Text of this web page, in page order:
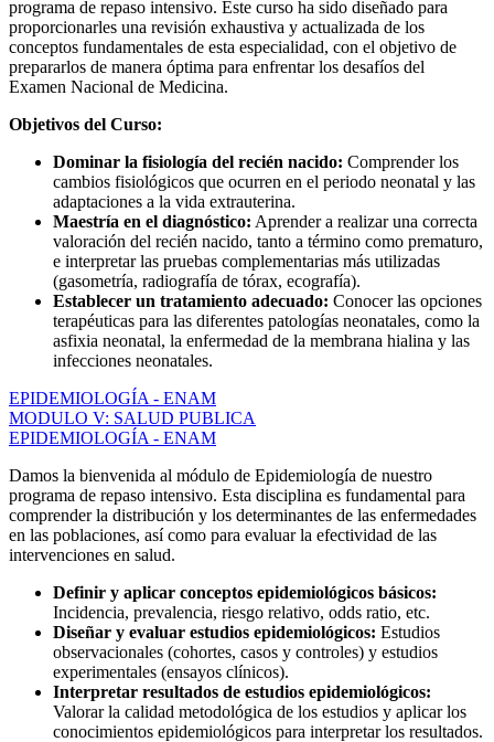
programa de repaso intensivo. Este curso ha sido diseñado para
proporcionarles una revisión exhaustiva y actualizada de los
conceptos fundamentales de esta especialidad, con el objetivo de
prepararlos de manera óptima para enfrentar los desafíos del
Examen Nacional de Medicina.
Objetivos del Curso:
Dominar la fisiología del recién nacido: Comprender los
cambios fisiológicos que ocurren en el periodo neonatal y las
adaptaciones a la vida extrauterina.
Maestría en el diagnóstico: Aprender a realizar una correcta
valoración del recién nacido, tanto a término como prematuro,
e interpretar las pruebas complementarias más utilizadas
(gasometría, radiografía de tórax, ecografía).
Establecer un tratamiento adecuado: Conocer las opciones
terapéuticas para las diferentes patologías neonatales, como la
asfixia neonatal, la enfermedad de la membrana hialina y las
infecciones neonatales.
EPIDEMIOLOGÍA - ENAM
MODULO V: SALUD PUBLICA
EPIDEMIOLOGÍA - ENAM
Damos la bienvenida al módulo de Epidemiología de nuestro
programa de repaso intensivo. Esta disciplina es fundamental para
comprender la distribución y los determinantes de las enfermedades
en las poblaciones, así como para evaluar la efectividad de las
intervenciones en salud.
Definir y aplicar conceptos epidemiológicos básicos:
Incidencia, prevalencia, riesgo relativo, odds ratio, etc.
Diseñar y evaluar estudios epidemiológicos: Estudios
observacionales (cohortes, casos y controles) y estudios
experimentales (ensayos clínicos).
Interpretar resultados de estudios epidemiológicos:
Valorar la calidad metodológica de los estudios y aplicar los
conocimientos epidemiológicos para interpretar los resultados.